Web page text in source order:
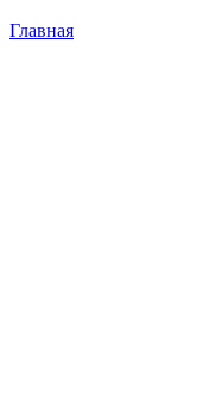
Главная